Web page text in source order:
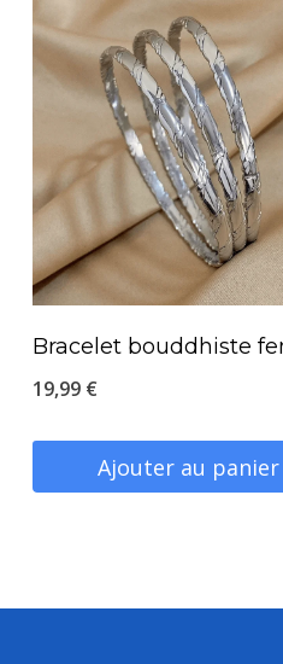
Bracelet bouddhiste
19,99 €
Ajouter au panier